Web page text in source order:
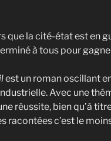
que la cité-état est en
à tous pour
est un roman oscillant
Avec une
réussite, bien qu’à
racontées c’est le